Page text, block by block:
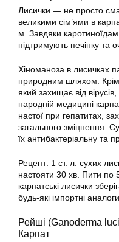
Лисички — не просто
великими сім’ями в
м. Завдяки каротиноїдам
підтримують печінку та
Хіноманоза в лисичках
природним шляхом. Крім
який захищає від
народній медицині
настої при гепатитах,
загального зміцнення.
їх антибактеріальну та
Рецепт: 1 ст. л. сухих
настояти 30 хв. Пити
карпатські лисички
будь-які імпортні аналоги.
Рейші (Ganoderma
Карпат